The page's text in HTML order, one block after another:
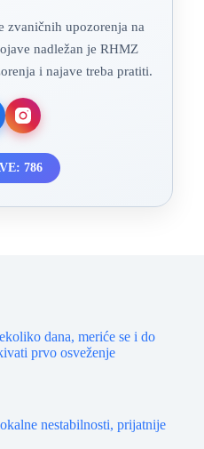
zvaničnih upozorenja na
nadležan je RHMZ
i najave treba pratiti.
786
dana, meriće se i do
prvo osveženje
nestabilnosti, prijatnije